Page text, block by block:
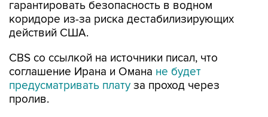
гарантировать безопасность в водном
коридоре из-за риска дестабилизирующих
действий США.
CBS со ссылкой на источники писал, что
соглашение Ирана и Омана не будет
предусматривать плату за проход через
пролив.